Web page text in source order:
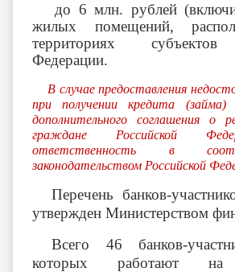
до 6 млн. рублей
жилых помещений,
территориях субъектов
Федерации.
В случае предоставления
при получении кредита (займа)
дополнительного соглашения о
граждане Российской
ответственность в
законодательством Российской
Перечень банков-
утвержден Министерством
Всего 46 банков-
которых работают на